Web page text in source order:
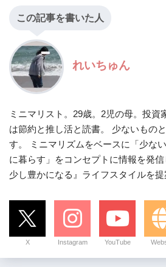
この記事を書いた人
れいちゅん
ミニマリスト。29歳。2児の母。投資
は節約と推し活と読書。 少ないもの
す。 ミニマリズムをベースに「少な
に暮らす」をコンセプトに情報を発
少し豊かになる』ライフスタイルを提
X Instagram YouTube